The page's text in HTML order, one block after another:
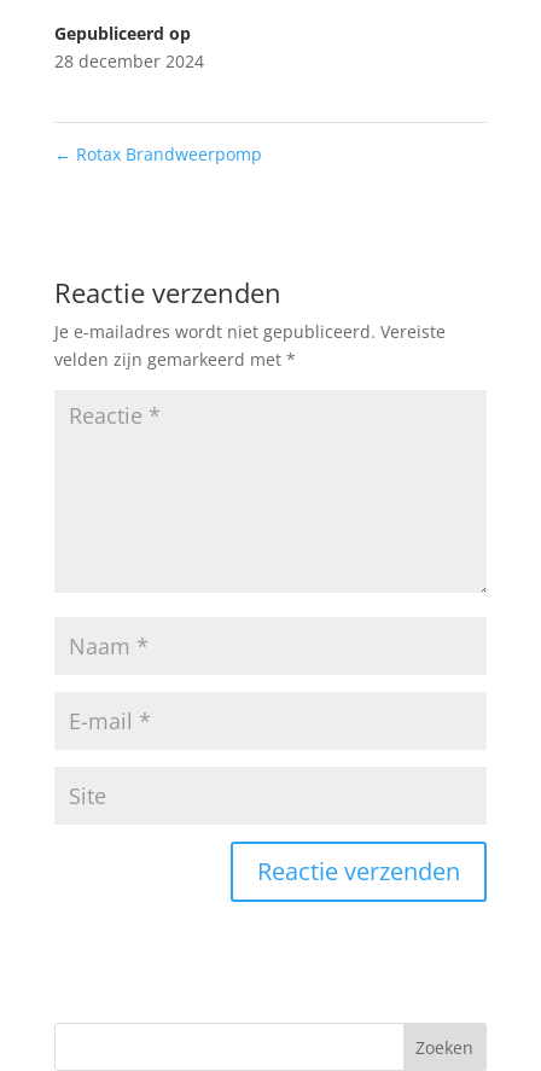
Gepubliceerd op
28 december 2024
← Rotax Brandweerpomp
Reactie verzenden
Je e-mailadres wordt niet gepubliceerd. Vereiste
velden zijn gemarkeerd met *